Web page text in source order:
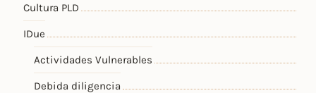
Cultura PLD
IDue
Actividades Vulnerables
Debida diligencia